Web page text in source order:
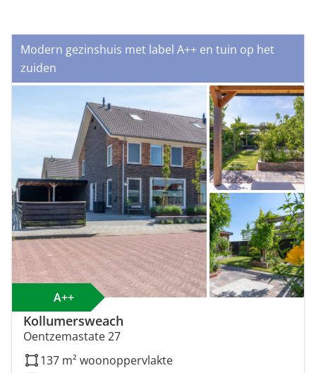
Modern gezinshuis met label A++ en tuin op het
zuiden
A++
Kollumersweach
Oentzemastate 27
137 m² woonoppervlakte